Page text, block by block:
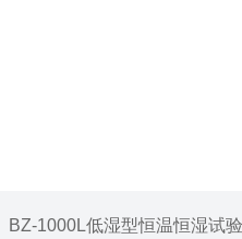
BZ-1000L低湿型恒温恒湿试